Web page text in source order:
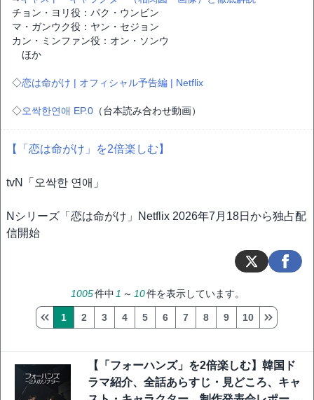
チョン・ヨリ役：パク・ウンビン
マ・ガンウク役：ヤン・セジョン
カン・ミンファン役：オン・ソンウ
ほか
◇恋は命がけ | オフィシャル予告編 | Netflix
◇오싹한연애 EP.0 （台本読み合わせ動画）
【「恋は命がけ」を2倍楽しむ】
tvN「오싹한 연애」
Nシリーズ「恋は命がけ」Netflix 2026年7月18日から独占配
信開始
1005件中 1 ～ 10件を表示しています。
1 2 3 4 5 6 7 8 9 10
【「フォーハンズ」を2倍楽しむ】韓国ド
ラマ紹介、全話あらすじ・見どころ、キャ